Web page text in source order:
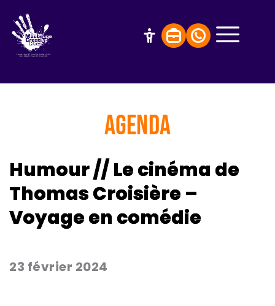
AGENDA
Humour // Le cinéma de
Thomas Croisière –
Voyage en comédie
23 février 2024